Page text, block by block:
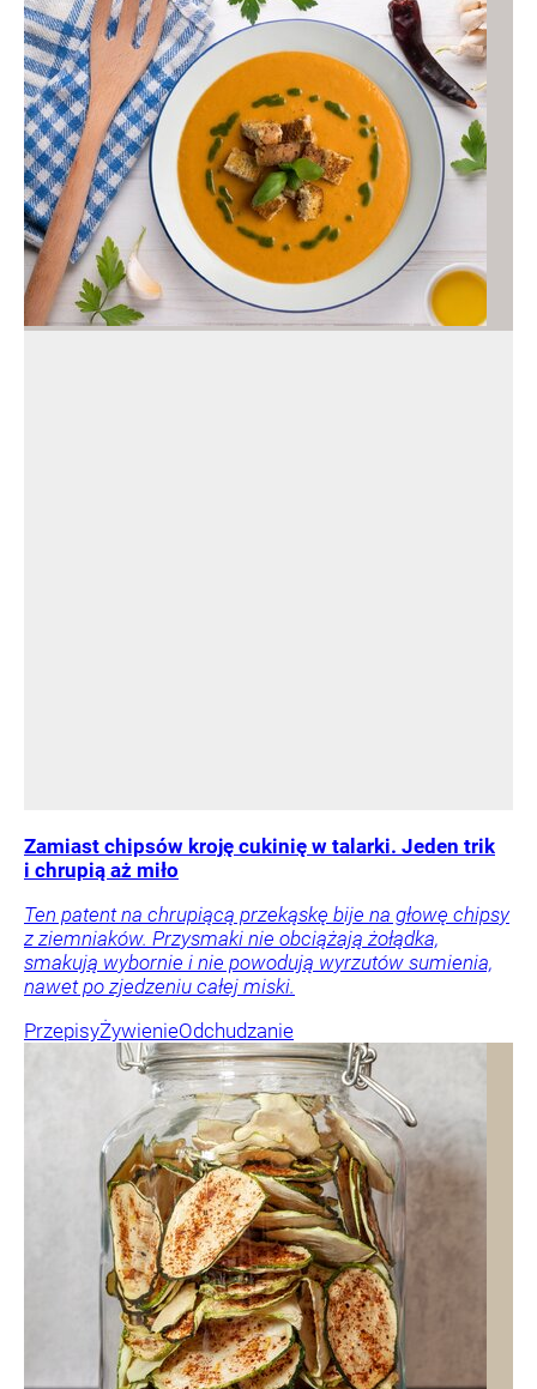
Zamiast chipsów kroję cukinię w talarki. Jeden trik
i chrupią aż miło
Ten patent na chrupiącą przekąskę bije na głowę chipsy
z ziemniaków. Przysmaki nie obciążają żołądka,
smakują wybornie i nie powodują wyrzutów sumienia,
nawet po zjedzeniu całej miski.
PrzepisyŻywienieOdchudzanie